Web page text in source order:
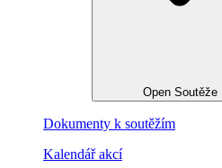
Open Soutěže
Dokumenty k soutěžím
Kalendář akcí